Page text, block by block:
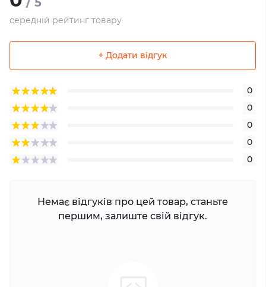
середній рейтинг товару
+ Додати відгук
0
0
0
0
0
Немає відгуків про цей товар, станьте
першим, залиште свій відгук.